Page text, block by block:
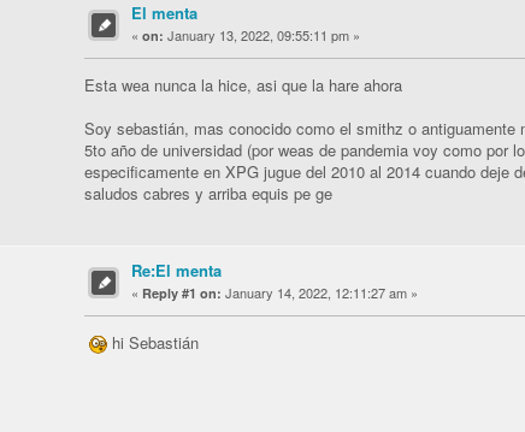
El menta
« on: January 13, 2022, 09:55:11 pm »
Esta wea nunca la hice, asi que la hare ahora
Soy sebastián, mas conocido como el smithz o
5to año de universidad (por weas de pandemia voy como por
especificamente en XPG jugue del 2010 al 2014 cuando deje
saludos cabres y arriba equis pe ge
Re:El menta
« Reply #1 on: January 14, 2022, 12:11:27 am »
hi Sebastián